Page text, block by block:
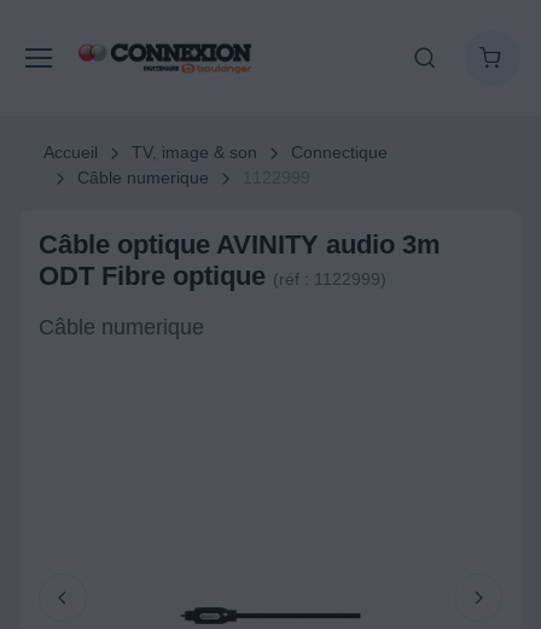
Accueil TV, image & son
Connectique
Câble numerique
Câble optique AVINITY audio 3m
ODT Fibre optique (réf : 1122999)
Câble numerique